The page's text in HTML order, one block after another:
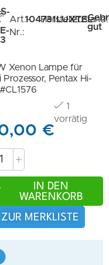
Art.-
Nr.:
104731Hersteller:
LUXTEL
Zustand:
gut
Xenon Lampe für
Prozessor, Pentax Hi-
€
1
vorrätig
IN DEN
WARENKORB
ZUR MERKLISTE